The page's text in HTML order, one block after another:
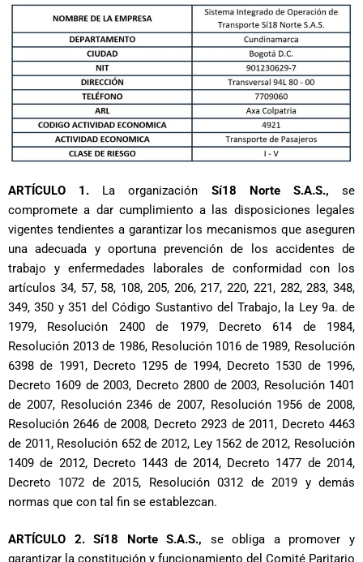
ARTÍCULO 1. La organización Sí18 Norte S.A.S., se
compromete a dar cumplimiento a las disposiciones legales
vigentes tendientes a garantizar los mecanismos que aseguren
una adecuada y oportuna prevención de los accidentes de
trabajo y enfermedades laborales de conformidad con los
artículos 34, 57, 58, 108, 205, 206, 217, 220, 221, 282, 283, 348,
349, 350 y 351 del Código Sustantivo del Trabajo, la Ley 9a. de
1979, Resolución 2400 de 1979, Decreto 614 de 1984,
Resolución 2013 de 1986, Resolución 1016 de 1989, Resolución
6398 de 1991, Decreto 1295 de 1994, Decreto 1530 de 1996,
Decreto 1609 de 2003, Decreto 2800 de 2003, Resolución 1401
de 2007, Resolución 2346 de 2007, Resolución 1956 de 2008,
Resolución 2646 de 2008, Decreto 2923 de 2011, Decreto 4463
de 2011, Resolución 652 de 2012, Ley 1562 de 2012, Resolución
1409 de 2012, Decreto 1443 de 2014, Decreto 1477 de 2014,
Decreto 1072 de 2015, Resolución 0312 de 2019 y demás
normas que con tal fin se establezcan.
ARTÍCULO 2. Sí18 Norte S.A.S., se obliga a promover y
garantizar la constitución y funcionamiento del Comité Paritario